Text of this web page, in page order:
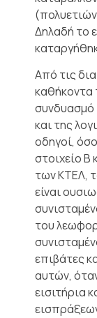
Δηλαδή το
Από τις
καθήκοντα
συνδυασμό
και της
οδηγοί,
στοιχείο
των ΚΤΕΛ,
είναι
του
επιβάτες
αυτών,
εισιτήρια